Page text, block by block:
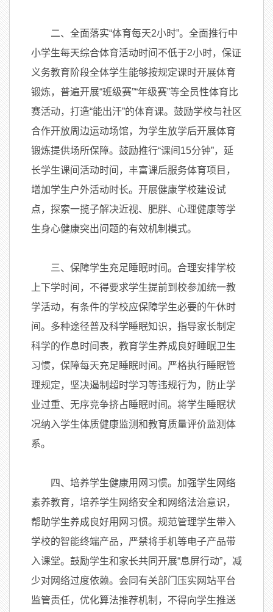
二、全面落实“体育每天2小时”。全面推行中
小学生每天综合体育活动时间不低于2小时，保证
义务教育阶段全体学生能够按规定课时开展体育
锻炼，普遍开展“班级赛”“年级赛”等全员性体育比
赛活动，打造“能出汗”的体育课。鼓励学校与社区
合作开放周边运动场馆，为学生放学后开展体育
锻炼提供场所保障。鼓励推行“课间15分钟”，延
长学生课间活动时间，丰富课后服务体育项目，
增加学生户外活动时长。开展健康学校建设试
点，探索一揽子解决近视、肥胖、心理健康等学
生身心健康突出问题的有效机制模式。
三、保障学生充足睡眠时间。合理安排学校
上下学时间，不得要求学生提前到校参加统一教
学活动，有条件的学校应保障学生必要的午休时
间。多种途径普及科学睡眠知识，指导家长制定
科学的作息时间表，教育学生养成良好睡眠卫生
习惯，保障每天充足睡眠时间。严格执行睡眠管
理规定，坚决遏制超时学习等违规行为，防止学
业过重、无序竞争挤占睡眠时间。将学生睡眠状
况纳入学生体质健康监测和教育质量评价监测体
系。
四、培养学生健康用网习惯。加强学生网络
素养教育，培养学生网络安全和网络法治意识，
帮助学生养成良好用网习惯。规范管理学生带入
学校的智能终端产品，严禁将手机等电子产品带
入课堂。鼓励学生和家长共同开展“息屏行动”，减
少对网络过度依赖。会同有关部门压实网站平台
监管责任，优化算法推荐机制，不得向学生推送